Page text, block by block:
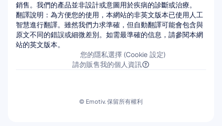
銷售。我們的產品並非設計或意圖用於疾病的診斷或治療。
翻譯說明：為方便您的使用，本網站的非英文版本已使用人工
智慧進行翻譯。雖然我們力求準確，但自動翻譯可能會包含與
原文不同的錯誤或細微差別。如需最準確的信息，請參閱本網
站的英文版本。
您的隱私選擇 (Cookie 設定)
請勿販售我的個人資訊
© Emotiv. 保留所有權利